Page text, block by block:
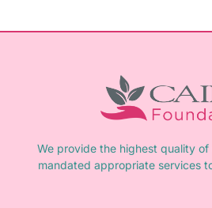
We provide the highest quality
mandated appropriate services